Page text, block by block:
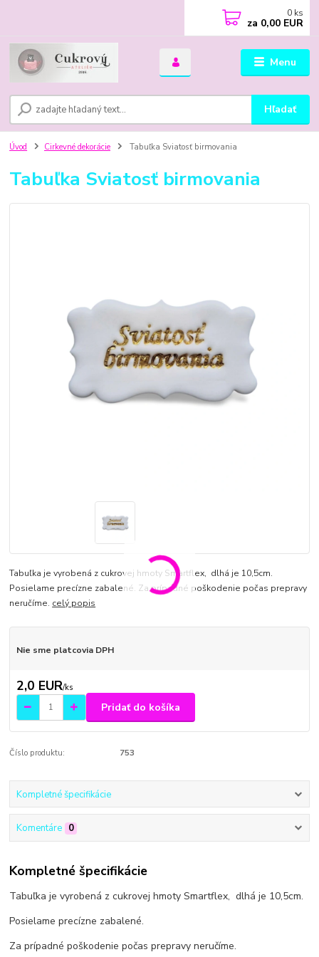
Menu
Hľadať
0 ks
za 0,00 EUR
Úvod Cirkevné dekorácie Tabuľka Sviatosť birmovania
Tabuľka Sviatosť birmovania
Tabuľka je vyrobená z cukrovej hmoty Smartflex, dlhá je 10,5cm.
Posielame precízne zabalené. Za prípadné poškodenie počas prepravy
neručíme. celý popis
Nie sme platcovia DPH
2,0 EUR/ks
Pridať do košíka
Číslo produktu: 753
Kompletné špecifikácie
Komentáre 0
Kompletné špecifikácie
Tabuľka je vyrobená z cukrovej hmoty Smartflex, dlhá je 10,5cm.
Posielame precízne zabalené.
Za prípadné poškodenie počas prepravy neručíme.